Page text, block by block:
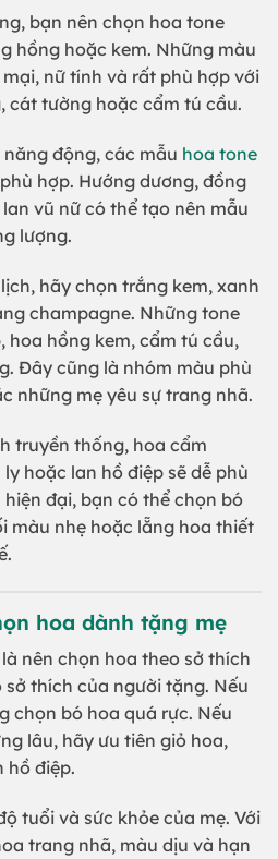
bạn nên chọn hoa tone
hồng hoặc kem. Những màu
nữ tính và rất phù hợp với
cát tường hoặc cẩm tú cầu.
động, các mẫu hoa tone
hợp. Hướng dương, đồng
vũ nữ có thể tạo nên mẫu
lượng.
hãy chọn trắng kem, xanh
champagne. Những tone
hoa hồng kem, cẩm tú cầu,
Đây cũng là nhóm màu phù
những mẹ yêu sự trang nhã.
truyền thống, hoa cẩm
hoặc lan hồ điệp sẽ dễ phù
đại, bạn có thể chọn bó
màu nhẹ hoặc lẵng hoa thiết
hoa dành tặng mẹ
nên chọn hoa theo sở thích
thích của người tặng. Nếu
chọn bó hoa quá rực. Nếu
lâu, hãy ưu tiên giỏ hoa,
hồ điệp.
tuổi và sức khỏe của mẹ. Với
trang nhã, màu dịu và hạn